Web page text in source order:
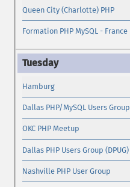
Queen City (Charlotte) PHP
Formation PHP MySQL - France
Hamburg
Dallas PHP/MySQL Users Group
OKC PHP Meetup
Dallas PHP Users Group (DPUG)
Nashville PHP User Group